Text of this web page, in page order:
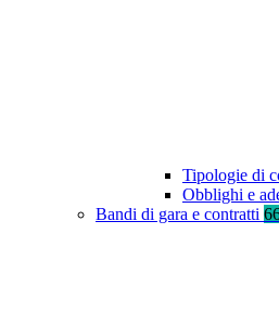
Tipologie di
Obblighi e
Bandi di gara e contratti